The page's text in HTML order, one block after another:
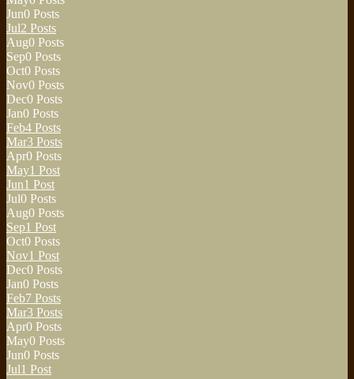
Jun0 Posts
Jul2 Posts
Aug0 Posts
Sep0 Posts
Oct0 Posts
Nov0 Posts
Dec0 Posts
Jan0 Posts
Feb4 Posts
Mar3 Posts
Apr0 Posts
May1 Post
Jun1 Post
Jul0 Posts
Aug0 Posts
Sep1 Post
Oct0 Posts
Nov1 Post
Dec0 Posts
Jan0 Posts
Feb7 Posts
Mar3 Posts
Apr0 Posts
May0 Posts
Jun0 Posts
Jul1 Post